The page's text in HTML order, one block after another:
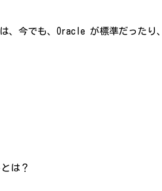
、今でも、Oracle が標準だったり、
は？